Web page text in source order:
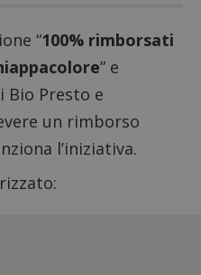
“100% rimborsati
” e
Bio Presto e
un rimborso
l’iniziativa.